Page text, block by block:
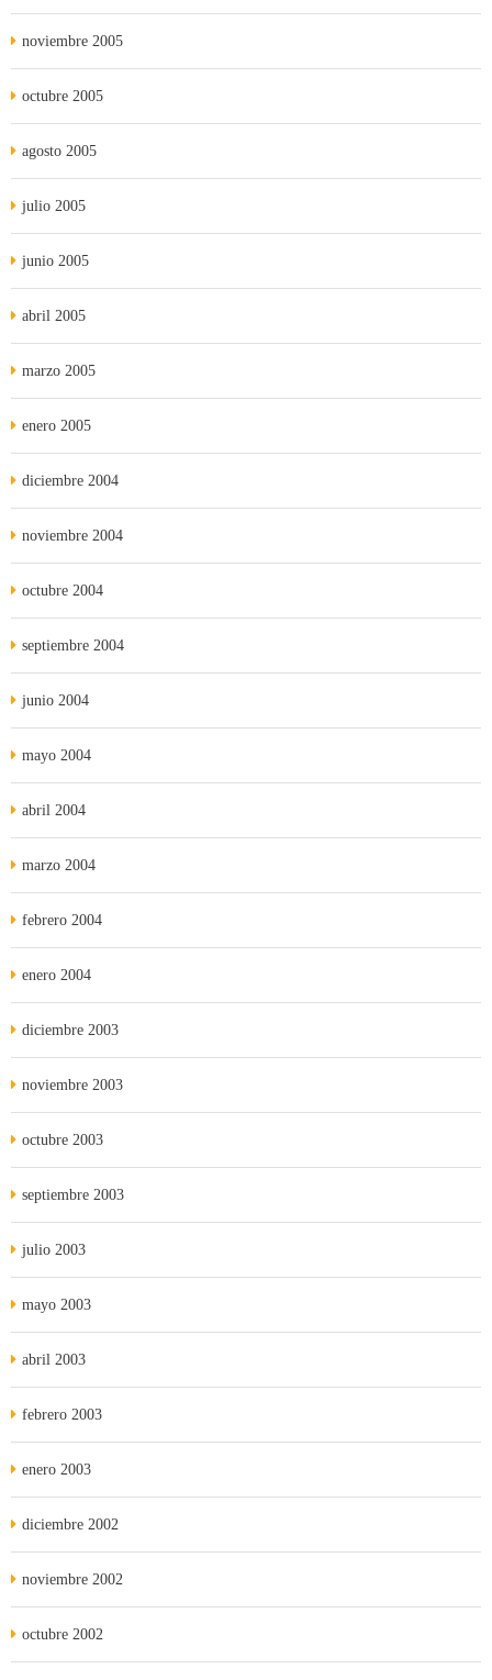
noviembre 2005
octubre 2005
agosto 2005
julio 2005
junio 2005
abril 2005
marzo 2005
enero 2005
diciembre 2004
noviembre 2004
octubre 2004
septiembre 2004
junio 2004
mayo 2004
abril 2004
marzo 2004
febrero 2004
enero 2004
diciembre 2003
noviembre 2003
octubre 2003
septiembre 2003
julio 2003
mayo 2003
abril 2003
febrero 2003
enero 2003
diciembre 2002
noviembre 2002
octubre 2002